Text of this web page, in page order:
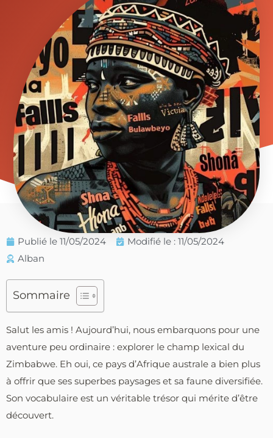
Publié le 11/05/2024
Modifié le : 11/05/2024
Alban
Sommaire
Salut les amis ! Aujourd’hui, nous embarquons pour une
aventure peu ordinaire : explorer le champ lexical du
Zimbabwe. Eh oui, ce pays d’Afrique australe a bien plus
à offrir que ses superbes paysages et sa faune diversifiée.
Son vocabulaire est un véritable trésor qui mérite d’être
découvert.